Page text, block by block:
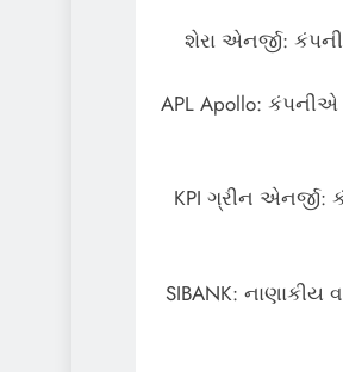
શેરા એનર્જી:
APL Apollo: કંપનીએ
KPI ગ્રીન એનર્જી:
SIBANK: નાણાકીય